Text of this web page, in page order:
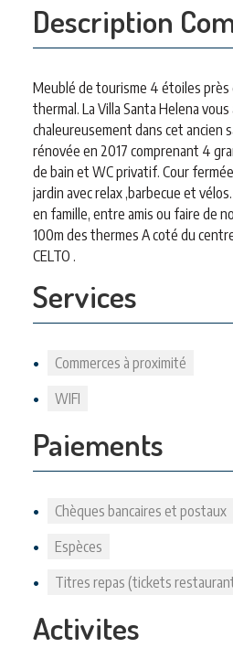
Description
Meublé de tourisme 4 étoiles
thermal. La Villa Santa Helena vous
chaleureusement dans cet ancien
rénovée en 2017 comprenant 4
de bain et WC privatif. Cour
jardin avec relax ,barbecue et
en famille, entre amis ou faire de
100m des thermes A coté du
CELTO .
Services
Commerces à proximité
WIFI
Paiements
Chèques bancaires et postaux
Espèces
Titres repas (tickets
Activites